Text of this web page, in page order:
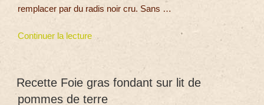
remplacer par du radis noir cru. Sans …
Continuer la lecture
Recette Foie gras fondant sur lit de
pommes de terre